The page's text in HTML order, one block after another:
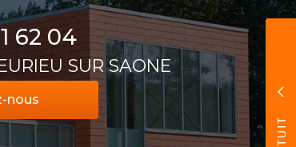
62 04
SUR SAONE
nous